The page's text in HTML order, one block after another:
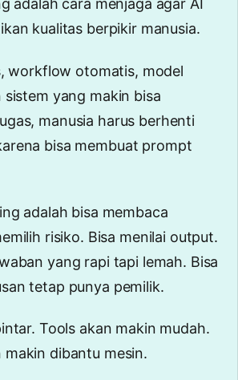
adalah cara menjaga agar AI
kualitas berpikir manusia.
workflow otomatis, model
yang makin bisa
manusia harus berhenti
bisa membuat prompt
adalah bisa membaca
risiko. Bisa menilai output.
yang rapi tapi lemah. Bisa
tetap punya pemilik.
Tools akan makin mudah.
dibantu mesin.